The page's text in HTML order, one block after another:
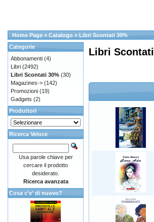
Home Page » Catalogo » Libri Scontati 30%
Libri
Categorie
Abbonamenti (4)
Libri (2492)
Libri Scontati 30% (30)
Magazines-> (142)
Promozioni (19)
Gadgets (2)
Produttori
Ricerca Veloce
Usa parole chiave per
cercare il prodotto
desiderato.
Ricerca avanzata
Cosa c'e' di nuovo?